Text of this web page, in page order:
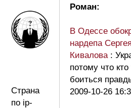
Страна
по ip-
Роман:
В Одессе
нардепа Сергея
Кивалова :
потому что кто
боиться
2009-10-26